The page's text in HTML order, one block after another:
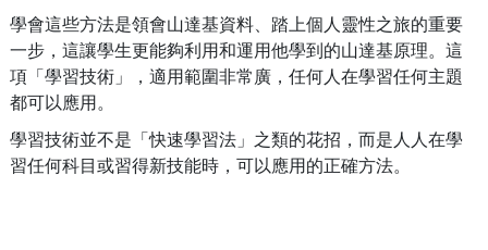
學會這些方法是領會山達基資料、踏上個人靈性之旅的重要
一步，這讓學生更能夠利用和運用他學到的山達基原理。這
項「學習技術」，適用範圍非常廣，任何人在學習任何主題
都可以應用。
學習技術並不是「快速學習法」之類的花招，而是人人在學
習任何科目或習得新技能時，可以應用的正確方法。